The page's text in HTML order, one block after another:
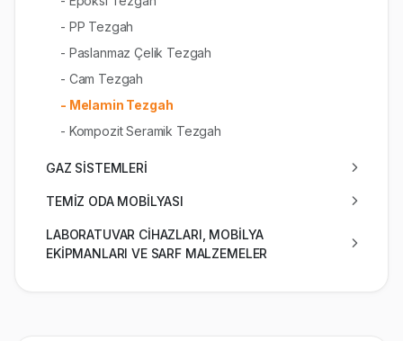
- PP Tezgah
- Paslanmaz Çelik Tezgah
- Cam Tezgah
- Melamin Tezgah
- Kompozit Seramik Tezgah
GAZ SİSTEMLERİ
TEMİZ ODA MOBİLYASI
LABORATUVAR CİHAZLARI, MOBİLYA
EKİPMANLARI VE SARF MALZEMELER